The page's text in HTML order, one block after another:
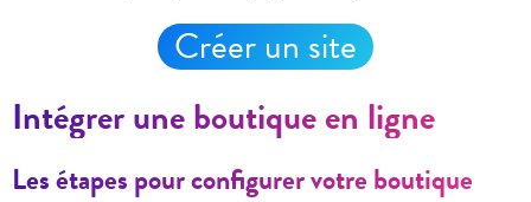
Créer un site
Intégrer une boutique en ligne
Les étapes pour configurer votre boutique